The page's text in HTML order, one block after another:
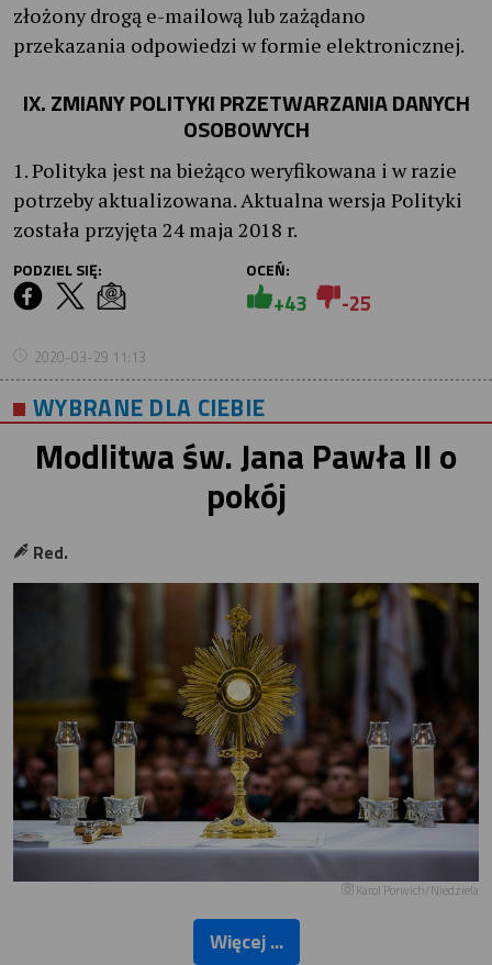
złożony drogą e-mailową lub zażądano
przekazania odpowiedzi w formie elektronicznej.
IX. ZMIANY POLITYKI PRZETWARZANIA DANYCH
OSOBOWYCH
1. Polityka jest na bieżąco weryfikowana i w razie
potrzeby aktualizowana. Aktualna wersja Polityki
została przyjęta 24 maja 2018 r.
PODZIEL SIĘ: OCEŃ:
+43 -25
2020-03-29 11:13
WYBRANE DLA CIEBIE
Modlitwa św. Jana Pawła II o
pokój
Red.
Karol Porwich/Niedziela
Więcej ...